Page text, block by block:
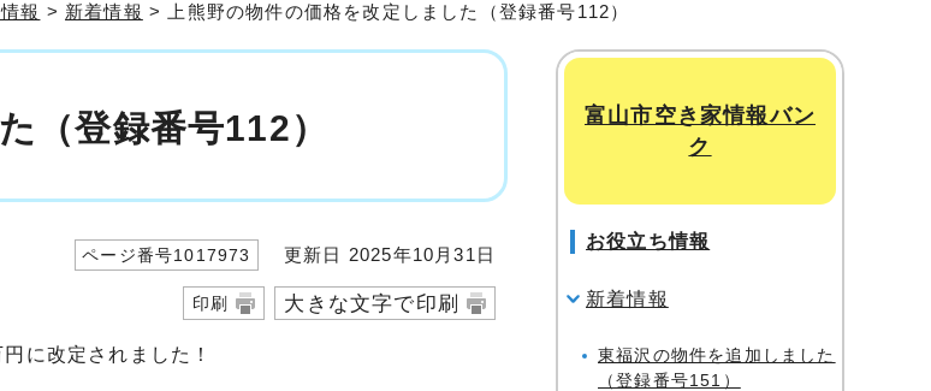
報 > 新着情報 > 上熊野の物件の価格を改定しました（登録番号112）
（登録番号112）
ページ番号1017973 更新日 2025年10月31日
印刷 大きな文字で印刷
に改定されました！
富山市空き家情報バン
ク
お役立ち情報
新着情報
東福沢の物件を追加しました
（登録番号151）